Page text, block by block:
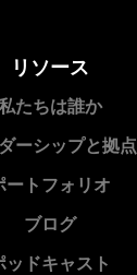
リソース
たちは誰か
ーシップと拠点
ートフォリオ
ブログ
ッドキャスト